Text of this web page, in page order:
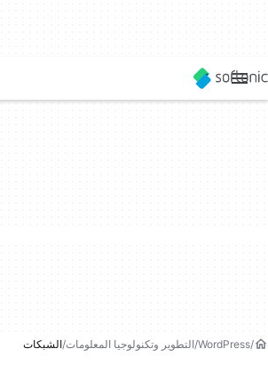
WordPress التطوير وتكنولوجيا المعلومات الشبكات